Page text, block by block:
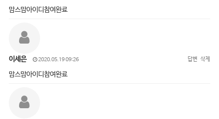
맘스맘아이디참여완료
이세은 2020.05.19 09:26 답변 삭제
맘스맘아이디참여완료